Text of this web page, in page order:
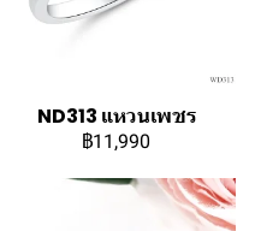
ND313 แหวนเพชร
฿11,990